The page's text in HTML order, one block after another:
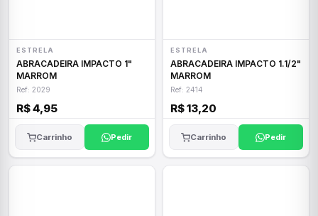
ESTRELA
ABRACADEIRA IMPACTO 1"
MARROM
Ref: 2029
R$ 4,95
Carrinho Pedir
ESTRELA
ABRACADEIRA IMPACTO 1.1/2"
MARROM
Ref: 2414
R$ 13,20
Carrinho Pedir